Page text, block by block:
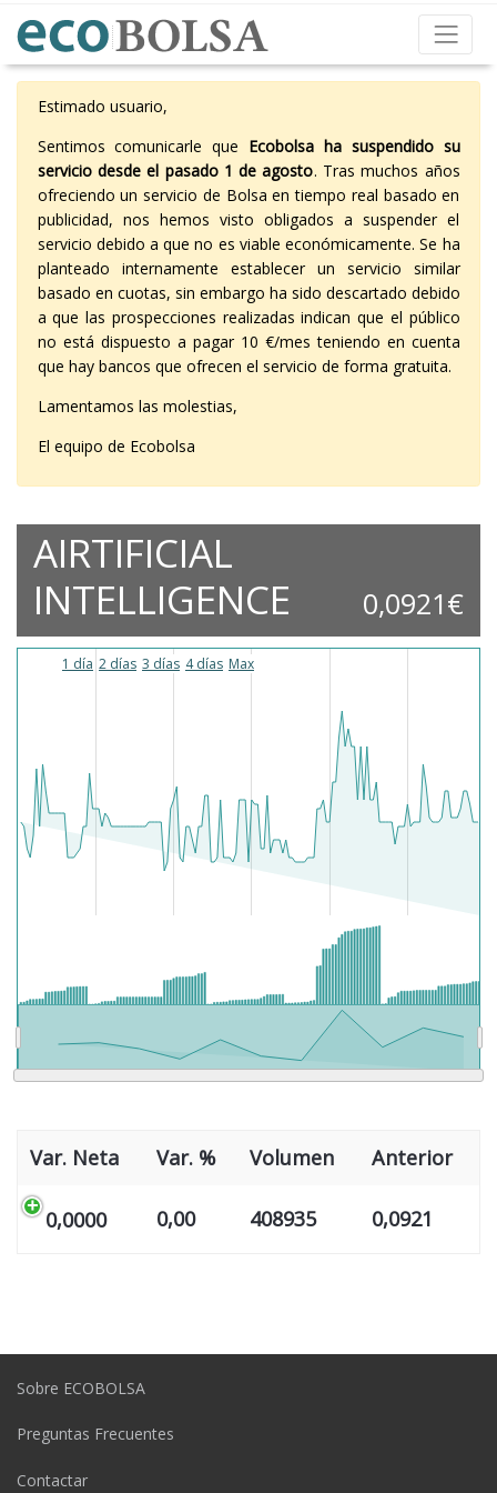
Estimado usuario,
Sentimos comunicarle que Ecobolsa ha suspendido su
servicio desde el pasado 1 de agosto. Tras muchos años
ofreciendo un servicio de Bolsa en tiempo real basado en
publicidad, nos hemos visto obligados a suspender el
servicio debido a que no es viable económicamente. Se ha
planteado internamente establecer un servicio similar
basado en cuotas, sin embargo ha sido descartado debido
a que las prospecciones realizadas indican que el público
no está dispuesto a pagar 10 €/mes teniendo en cuenta
que hay bancos que ofrecen el servicio de forma gratuita.
Lamentamos las molestias,
El equipo de Ecobolsa
AIRTIFICIAL
INTELLIGENCE
0,0921€
1 día 2 días 3 días 4 días Max
Var. Neta Var. % Volumen Anterior
0,0000 0,00 408935 0,0921
Sobre ECOBOLSA
Preguntas Frecuentes
Contactar